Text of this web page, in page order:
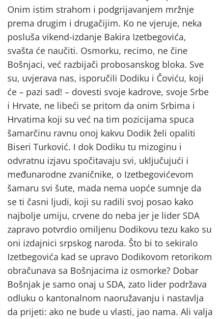
Onim istim strahom i podgrijavanjem mržnje
prema drugim i drugačijim. Ko ne vjeruje, neka
posluša vikend-izdanje Bakira Izetbegovića,
svašta će naučiti. Osmorku, recimo, ne čine
Bošnjaci, već razbijači probosanskog bloka. Sve
su, uvjerava nas, isporučili Dodiku i Čoviću, koji
će – pazi sad! – dovesti svoje kadrove, svoje Srbe
i Hrvate, ne libeći se pritom da onim Srbima i
Hrvatima koji su već na tim pozicijama spuca
šamarčinu ravnu onoj kakvu Dodik želi opaliti
Biseri Turković. I dok Dodiku tu mizoginu i
odvratnu izjavu spočitavaju svi, uključujući i
međunarodne zvaničnike, o Izetbegovićevom
šamaru svi šute, mada nema uopće sumnje da
se ti časni ljudi, koji su radili svoj posao kako
najbolje umiju, crvene do neba jer je lider SDA
zapravo potvrdio omiljenu Dodikovu tezu kako su
oni izdajnici srpskog naroda. Što bi to sekiralo
Izetbegovića kad se upravo Dodikovom retorikom
obračunava sa Bošnjacima iz osmorke? Dobar
Bošnjak je samo onaj u SDA, zato lider podržava
odluku o kantonalnom naoružavanju i nastavlja
da prijeti: ako ne bude u vlasti, jao nama. Ali valja